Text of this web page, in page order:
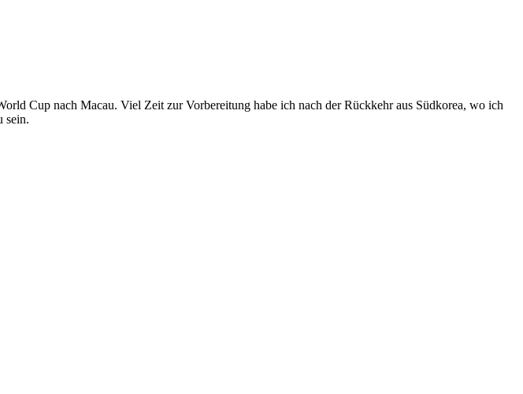
Cup nach Macau. Viel Zeit zur Vorbereitung habe ich nach der Rückkehr aus Südkorea, wo ich
sein.